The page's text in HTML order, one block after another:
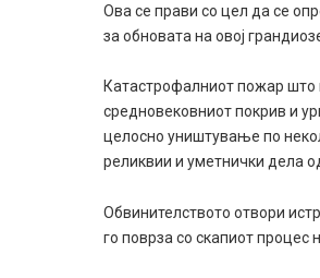
Ова се прави со цел да се
за обновата на овој
Катастрофалниот пожар што
средновековниот покрив и
целосно уништување по
реликвии и уметнички дела
Обвинителството отвори
го поврза со скапиот